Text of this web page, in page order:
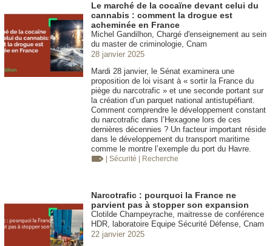
Le marché de la cocaïne devant celui du
cannabis : comment la drogue est
acheminée en France
Michel Gandilhon, Chargé d'enseignement au sein
du master de criminologie, Cnam
28 janvier 2025
Mardi 28 janvier, le Sénat examinera une
proposition de loi visant à « sortir la France du
piège du narcotrafic » et une seconde portant sur
la création d’un parquet national antistupéfiant.
Comment comprendre le développement constant
du narcotrafic dans l’Hexagone lors de ces
dernières décennies ? Un facteur important réside
dans le développement du transport maritime
comme le montre l’exemple du port du Havre.
| Sécurité | Recherche
Narcotrafic : pourquoi la France ne
parvient pas à stopper son expansion
Clotilde Champeyrache, maitresse de conférence
HDR, laboratoire Equipe Sécurité Défense, Cnam
22 janvier 2025